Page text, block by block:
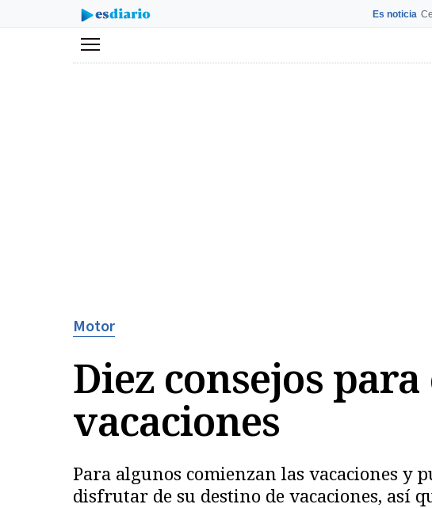
Es noticia
Menú
Motor
Diez consejos
vacaciones
Para algunos comienzan las vacaciones y
disfrutar de su destino de vacaciones, así